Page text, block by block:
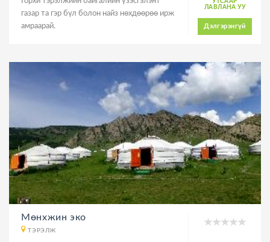
газар та гэр бүл болон найз нөхдөөрөө ирж
амраарай.
УТСААР
ЛАВЛАНА УУ
Дэлгэрэнгүй
Мөнхжин эко
ТЭРЭЛЖ